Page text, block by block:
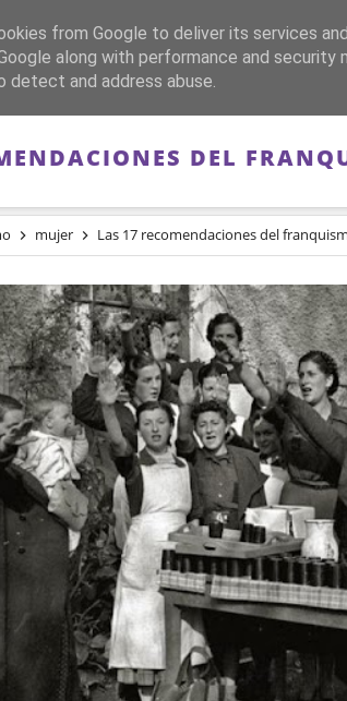
REPÚBLICA FRANQUISMO
DEL
mujer Las 17 recomendaciones del
from Google to deliver its services
along with performance and
detect and address abuse.